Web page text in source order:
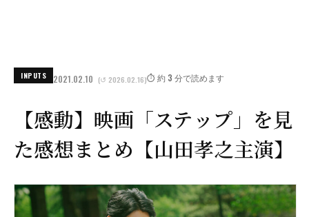
INPUTS 2021.02.10 (↺ 2026.02.16)⏱️ 約 3 分で読めます
【感動】映画「ステップ」を見
た感想まとめ【山田孝之主演】